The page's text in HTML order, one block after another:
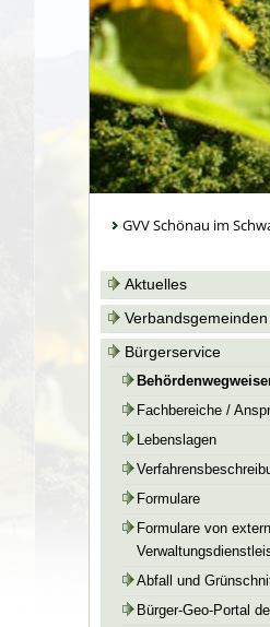
GVV Schönau im
Aktuelles
Bürgerservice
Fachbereiche /
Lebenslagen
Formulare
Formulare von
Abfall und
Bürger-Geo-Portal